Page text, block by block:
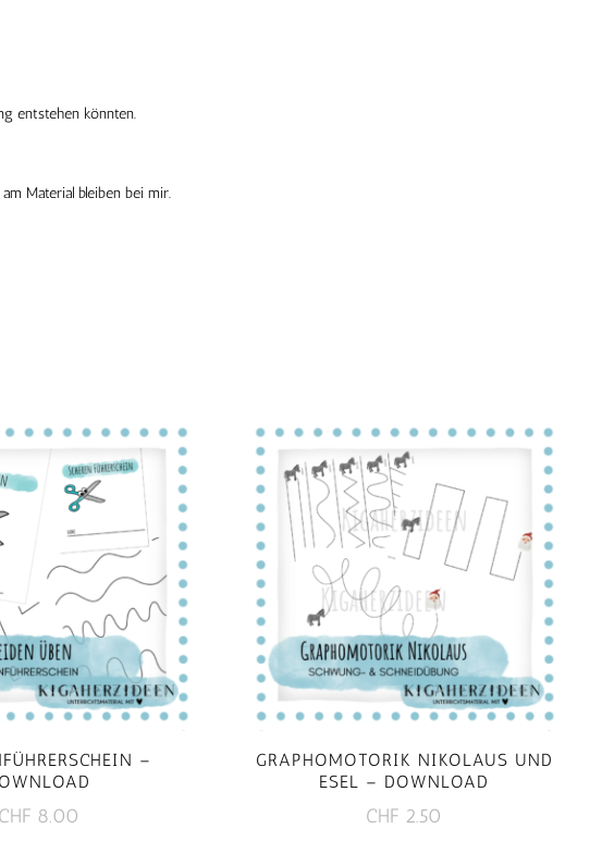
entstehen könnten.
Material bleiben bei mir.
–
CHF 8.00
GRAPHOMOTORIK NIKOLAUS UND
ESEL – DOWNLOAD
CHF 2.50